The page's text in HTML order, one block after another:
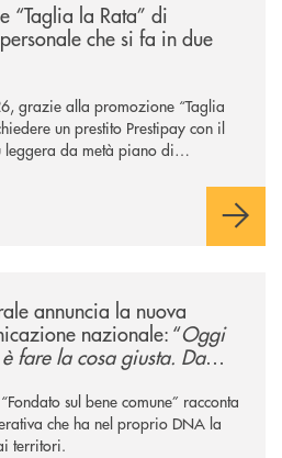
“Taglia la Rata” di
che si fa in due
grazie alla promozione “Taglia
un prestito Prestipay con il
da metà piano di
annuncia la nuova
nazionale: “Oggi
fare la cosa giusta. Da
sul bene comune” racconta
che ha nel proprio DNA la
territori.